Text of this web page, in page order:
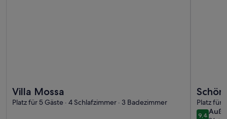
Villa Mossa
Platz für 5 Gäste · 4 Schlafzimmer · 3 Badezimmer Platz für
9,4